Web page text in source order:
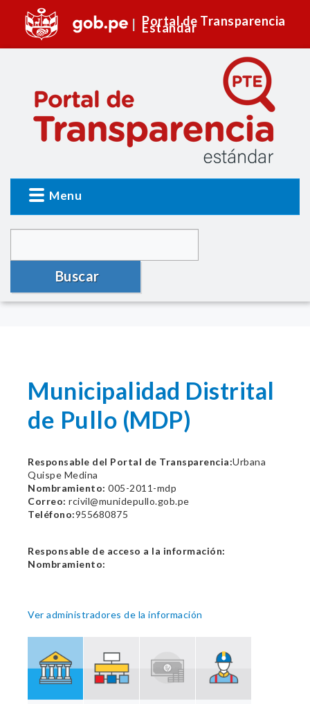
Portal de Transparencia
Estándar
Menu
Buscar
Municipalidad Distrital
de Pullo (MDP)
Responsable del Portal de Transparencia:Urbana
Quispe Medina
Nombramiento: 005-2011-mdp
Correo: rcivil@munidepullo.gob.pe
Teléfono:955680875
Responsable de acceso a la información:
Nombramiento:
Ver administradores de la información